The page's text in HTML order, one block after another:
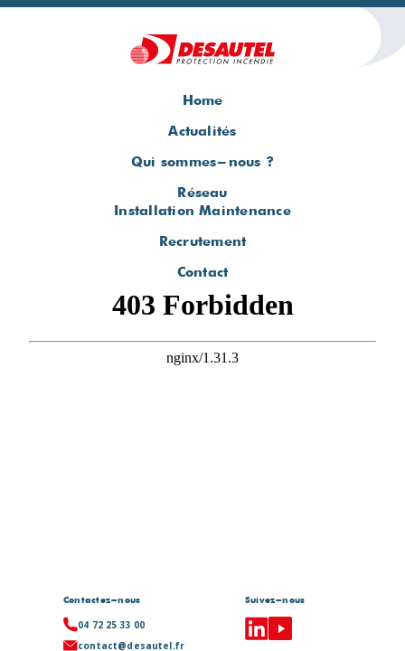
Home
Actualités
Qui sommes-nous ?
Réseau
Installation Maintenance
Recrutement
Contact
Suivez-nous
Contactez-nous
04 72 25 33 00
contact@desautel.fr